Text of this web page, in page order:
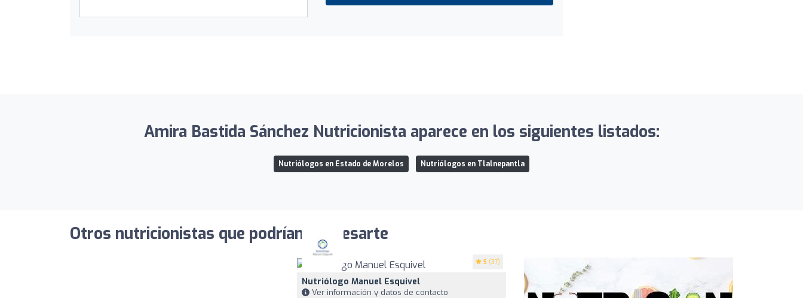
Amira Bastida Sánchez Nutricionista aparece en los siguientes listados:
Nutriólogos en Estado de Morelos Nutriólogos en Tlalnepantla
Otros nutricionistas que podrían interesarte
5 (37)
Nutriólogo Manuel Esquivel
Ver información y datos de contacto